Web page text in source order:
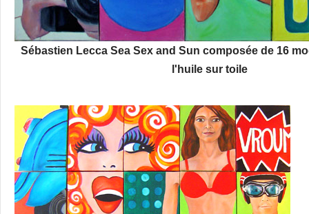
Sébastien Lecca Sea Sex and Sun composée de 16
l'huile sur toile